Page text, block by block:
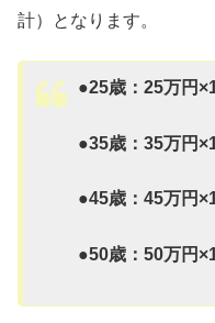
計）となります。
●25歳：25万円
●35歳：35万円
●45歳：45万円
●50歳：50万円